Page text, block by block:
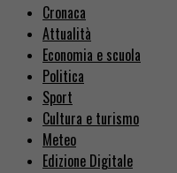
Cronaca
Attualità
Economia e scuola
Politica
Sport
Cultura e turismo
Meteo
Edizione Digitale